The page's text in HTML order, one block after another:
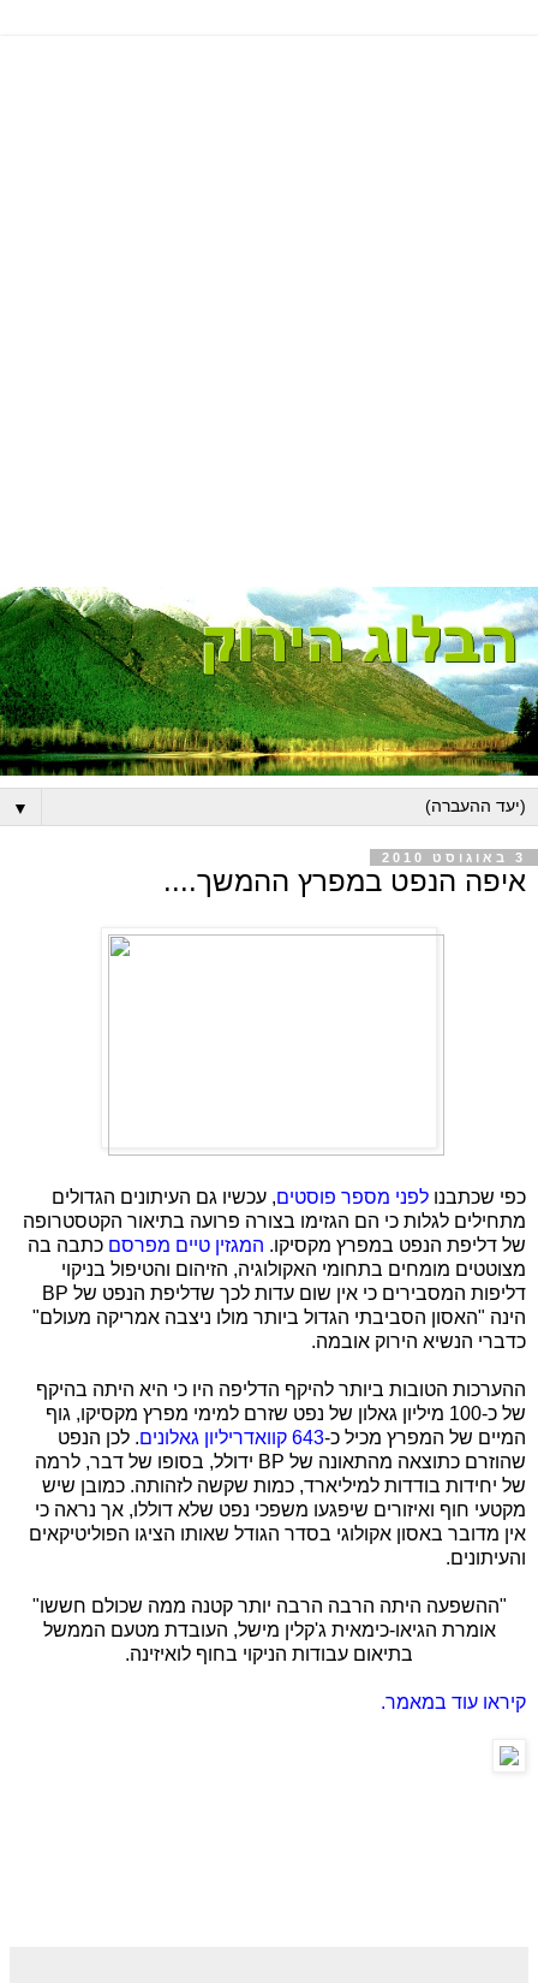
▼
3 באוגוסט 2010
איפה הנפט במפרץ ההמשך....
כפי שכתבנו לפני מספר פוסטים, עכשיו גם העיתונים הגדולים
מתחילים לגלות כי הם הגזימו בצורה פרועה בתיאור הקטסטרופה
של דליפת הנפט במפרץ מקסיקו. המגזין טיים מפרסם כתבה בה
מצוטטים מומחים בתחומי האקולוגיה, הזיהום והטיפול בניקוי
דליפות המסבירים כי אין שום עדות לכך שדליפת הנפט של BP
הינה "האסון הסביבתי הגדול ביותר מולו ניצבה אמריקה מעולם"
כדברי הנשיא הירוק אובמה.
ההערכות הטובות ביותר להיקף הדליפה היו כי היא היתה בהיקף
של כ-100 מיליון גאלון של נפט שזרם למימי מפרץ מקסיקו, גוף
המיים של המפרץ מכיל כ-643 קוואדריליון גאלונים
. לכן הנפט
שהוזרם כתוצאה מהתאונה של BP ידולל, בסופו של דבר, לרמה
של יחידות בודדות למיליארד, כמות שקשה לזהותה. כמובן שיש
מקטעי חוף ואיזורים שיפגעו משפכי נפט שלא דוללו, אך נראה כי
אין מדובר באסון אקולוגי בסדר הגודל שאותו הציגו הפוליטיקאים
והעיתונים.
"ההשפעה היתה הרבה הרבה יותר קטנה ממה שכולם חששו"
אומרת הגיאו-כימאית ג'קלין מישל, העובדת מטעם הממשל
בתיאום עבודות הניקוי בחוף לואיזינה.
קיראו עוד במאמר.